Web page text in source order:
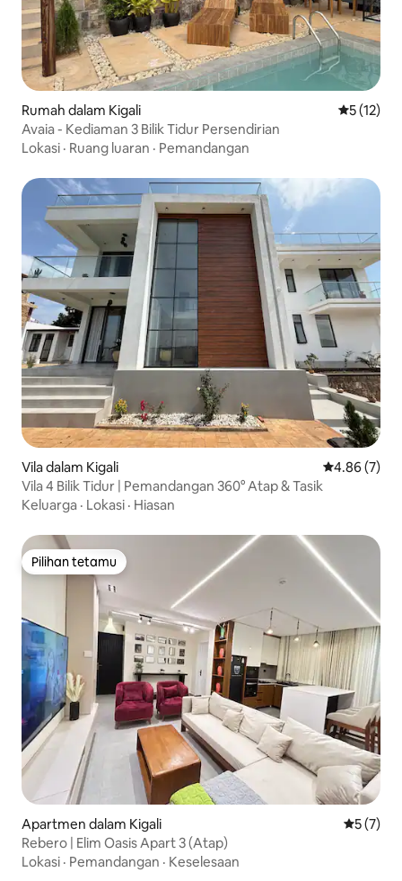
Rumah dalam Kigali
5 (12)
Avaia - Kediaman 3 Bilik Tidur Persendirian
Lokasi · Ruang luaran · Pemandangan
Vila dalam Kigali Penarafan
4.86 (7)
Vila 4 Bilik Tidur | Pemandangan 360° Atap & Tasik
Keluarga · Lokasi · Hiasan
Pilihan tetamu
Pilihan tetamu
Apartmen dalam Kigali
5 (7)
Rebero | Elim Oasis Apart 3 (Atap)
Lokasi · Pemandangan · Keselesaan